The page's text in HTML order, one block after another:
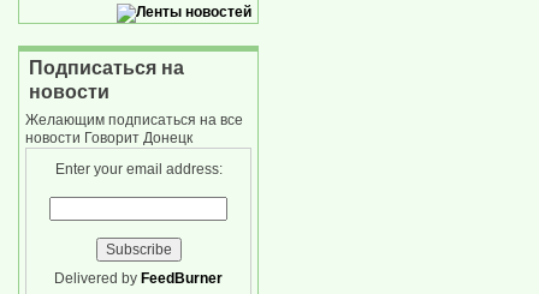
Подписаться на
новости
Желающим подписаться на все
новости Говорит Донецк
Enter your email address:
Delivered by FeedBurner